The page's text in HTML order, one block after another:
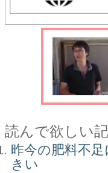
読んで欲しい
昨今の肥料不
きい